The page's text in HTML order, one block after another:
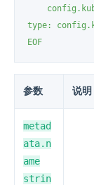
type:
EOF
参数 说明
metad
ata.n
ame
strin